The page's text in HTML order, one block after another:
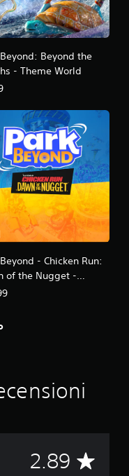
Beyond the
- Theme World
- Chicken Run:
of the Nugget -
World
2.89 V